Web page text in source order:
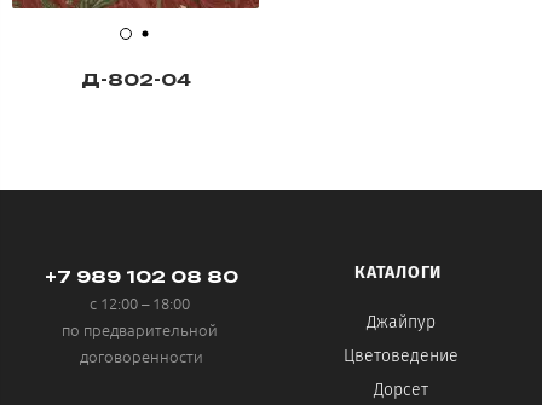
Д-802-04
+7 989 102 08 80
с 12:00 – 18:00
по предварительной
договоренности
КАТАЛОГИ
Джайпур
Цветоведение
Дорсет